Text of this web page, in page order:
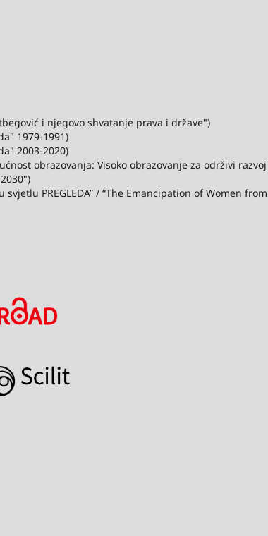
i njegovo shvatanje prava i države")
1979-1991)
2003-2020)
obrazovanja: Visoko obrazovanje za održivi
PREGLEDA” / “The Emancipation of Women